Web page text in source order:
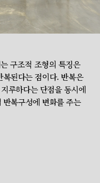
구조적 조형의 특징은
된다는 점이다. 반복은
루하다는 단점을 동시에
복구성에 변화를 주는